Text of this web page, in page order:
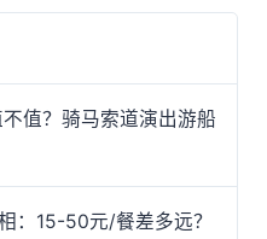
值？骑马索道演出游船
：15-50元/餐差多远？